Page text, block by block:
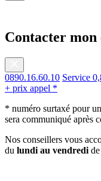
Contacter mon
0890.16.60.10 Service
+ prix appel *
* numéro surtaxé pour
sera communiqué après
Nos conseillers vous
du lundi au vendredi de